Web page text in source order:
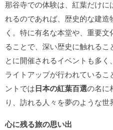
那谷寺での体験は、紅葉だけ
れるのであれば、歴史的な建
く。特に有名な本堂や、重要
ることで、深い歴史に触れる
とに開催されるイベントも多
ライトアップが行われている
ントでは日本の紅葉百選の名に
り、訪れる人々を夢のような世
心に残る旅の思い出